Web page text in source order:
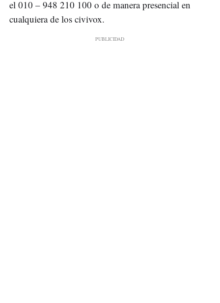
el 010 – 948 210 100 o de manera presencial en
cualquiera de los civivox.